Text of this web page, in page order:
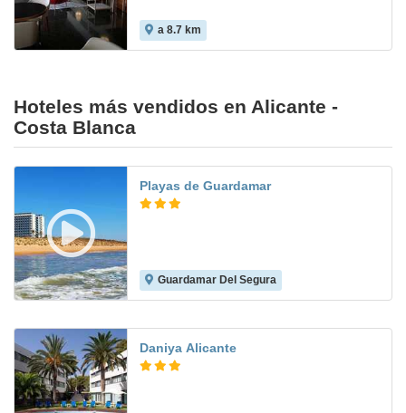
a 8.7 km
Hoteles más vendidos en Alicante -
Costa Blanca
Playas de Guardamar
Guardamar Del Segura
Daniya Alicante